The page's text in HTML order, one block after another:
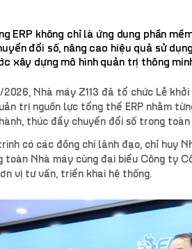
ERP không chỉ là ứng dụng phần
đổi số, nâng cao hiệu quả sử
xây dựng mô hình quản trị thông
Nhà máy Z113 đã tổ chức Lễ
trị nguồn lực tổng thể ERP nhằm
thúc đẩy chuyển đổi số trong toàn
có các đồng chí lãnh đạo, chỉ huy
toàn Nhà máy cùng đại biểu Công ty
vị tư vấn, triển khai hệ thống.